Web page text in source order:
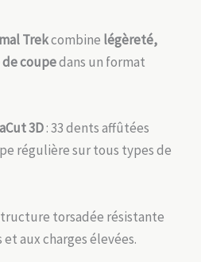
Trekcombine légèreté,
coupedans un format
3D: 33 dents affûtées
régulière sur tous types de
torsadée résistante
aux charges élevées.